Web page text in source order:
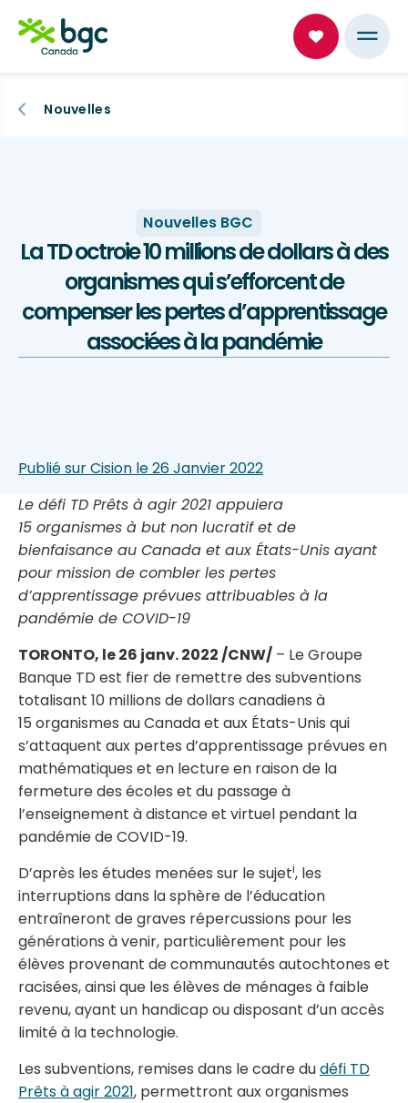
Nouvelles
Nouvelles BGC
La TD octroie 10 millions de dollars à des
organismes qui s’efforcent de
compenser les pertes d’apprentissage
associées à la pandémie
Publié sur Cision le 26 Janvier 2022
Le défi TD Prêts à agir 2021 appuiera
15 organismes à but non lucratif et de
bienfaisance au Canada et aux États-Unis ayant
pour mission de combler les pertes
d’apprentissage prévues attribuables à la
pandémie de COVID-19
TORONTO, le 26 janv. 2022 /CNW/ – Le Groupe
Banque TD est fier de remettre des subventions
totalisant 10 millions de dollars canadiens à
15 organismes auCanadaet aux États-Unis qui
s’attaquent aux pertes d’apprentissage prévues en
mathématiques et en lecture en raison de la
fermeture des écoles et du passage à
l’enseignement à distance et virtuel pendant la
pandémie de COVID-19.
D’après les études menées sur le sujeti, les
interruptions dans la sphère de l’éducation
entraîneront de graves répercussions pour les
générations à venir, particulièrement pour les
élèves provenant de communautés autochtones et
racisées, ainsi que les élèves de ménages à faible
revenu, ayant un handicap ou disposant d’un accès
limité à la technologie.
Les subventions, remises dans le cadre dudéfi TD
Prêts à agir 2021, permettront aux organismes